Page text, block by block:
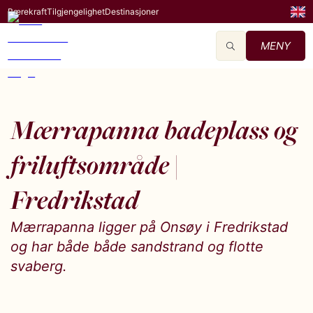
BærekraftTilgjengelighetDestinasjoner
MENY
Mærrapanna badeplass og
friluftsområde |
Fredrikstad
Mærrapanna ligger på Onsøy i Fredrikstad
og har både både sandstrand og flotte
svaberg.